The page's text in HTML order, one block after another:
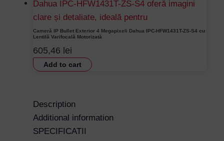
Cameră IP Bullet Exterior 4 Megapixeli Dahua IPC-HFW1431T-ZS-S4 cu
Lentilă Varifocală Motorizată
605,46 lei
Add to cart
Description
Additional information
SPECIFICATII